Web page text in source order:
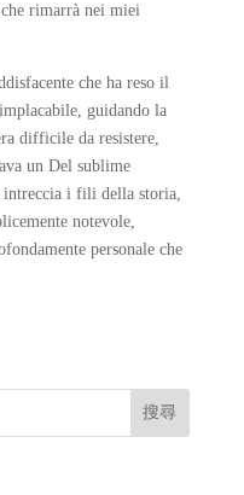
rimarrà nei miei
che ha reso il
guidando la
difficile da resistere,
un Del sublime
i fili della storia,
notevole,
personale che
搜尋